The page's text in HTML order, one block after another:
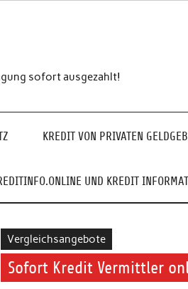
sofort ausgezahlt!
KREDIT VON PRIVATEN
UND KREDIT
Vergleichsangebote
Sofort Kredit Vermittler